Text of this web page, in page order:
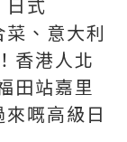
、意大利
香港人北
田站嘉里
嘅高級日